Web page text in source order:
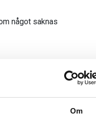
Om
något saknas
webbshoppar